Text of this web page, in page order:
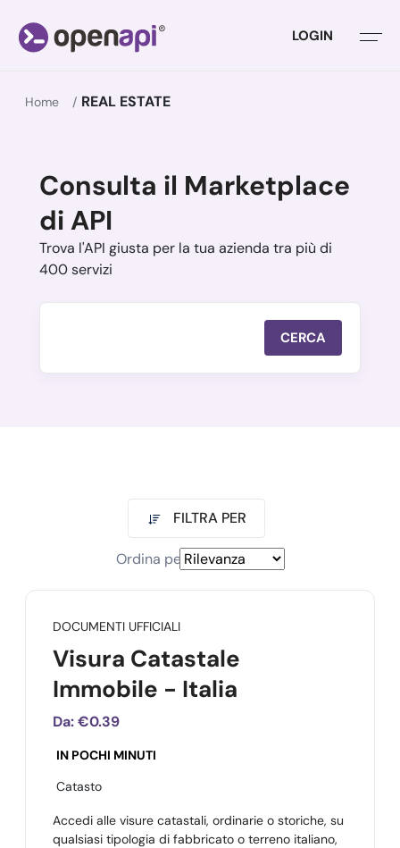
LOGIN
Home REAL ESTATE
Consulta il Marketplace
di API
Trova l'API giusta per la tua azienda tra più di
400 servizi
CERCA
FILTRA PER
Ordina per
DOCUMENTI UFFICIALI
Visura Catastale
Immobile - Italia
Da:€0.39
IN POCHI MINUTI
Catasto
Accedi alle visure catastali, ordinarie o storiche, su
qualsiasi tipologia di fabbricato o terreno italiano,